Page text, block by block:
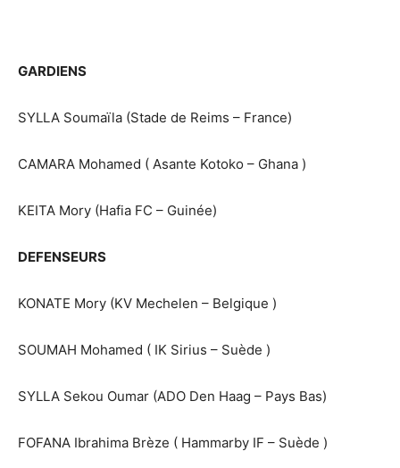
GARDIENS
SYLLA Soumaïla (Stade de Reims – France)
CAMARA Mohamed ( Asante Kotoko – Ghana )
KEITA Mory (Hafia FC – Guinée)
DEFENSEURS
KONATE Mory (KV Mechelen – Belgique )
SOUMAH Mohamed ( IK Sirius – Suède )
SYLLA Sekou Oumar (ADO Den Haag – Pays Bas)
FOFANA Ibrahima Brèze ( Hammarby IF – Suède )